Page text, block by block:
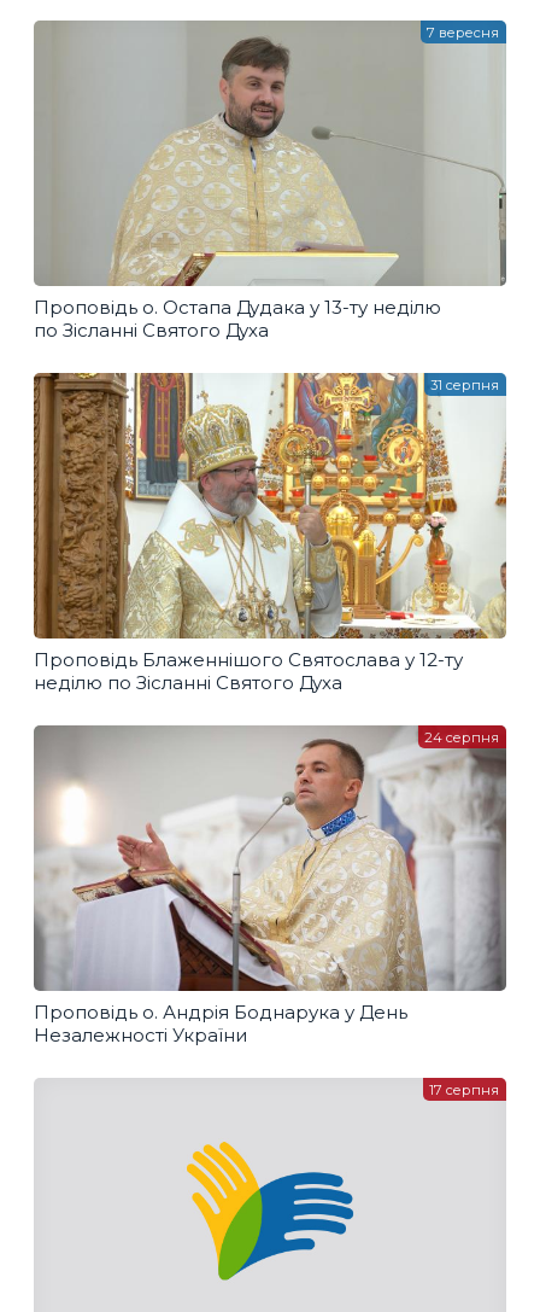
Проповідь о. Остапа Дудака у 13-ту неділю
по Зісланні Святого Духа
7 вересня
Проповідь Блаженнішого Святослава у 12-ту
неділю по Зісланні Святого Духа
31 серпня
Проповідь о. Андрія Боднарука у День
Незалежності України
24 серпня
17 серпня